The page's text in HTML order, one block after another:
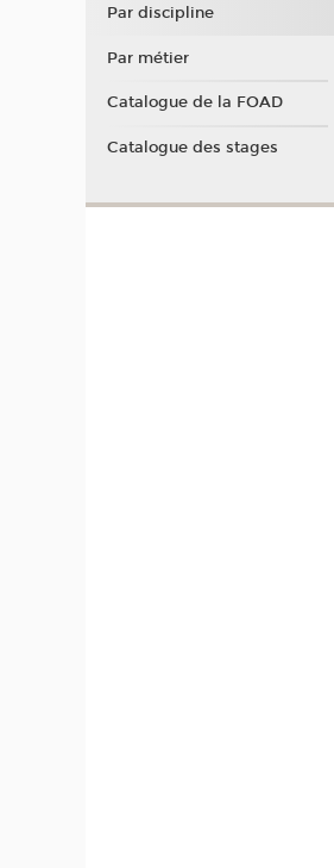
Par discipline
Par métier
Catalogue de la FOAD
Catalogue des stages